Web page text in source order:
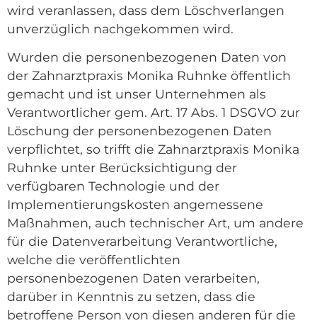
wird veranlassen, dass dem Löschverlangen
unverzüglich nachgekommen wird.
Wurden die personenbezogenen Daten von
der Zahnarztpraxis Monika Ruhnke öffentlich
gemacht und ist unser Unternehmen als
Verantwortlicher gem. Art. 17 Abs. 1 DSGVO zur
Löschung der personenbezogenen Daten
verpflichtet, so trifft die Zahnarztpraxis Monika
Ruhnke unter Berücksichtigung der
verfügbaren Technologie und der
Implementierungskosten angemessene
Maßnahmen, auch technischer Art, um andere
für die Datenverarbeitung Verantwortliche,
welche die veröffentlichten
personenbezogenen Daten verarbeiten,
darüber in Kenntnis zu setzen, dass die
betroffene Person von diesen anderen für die